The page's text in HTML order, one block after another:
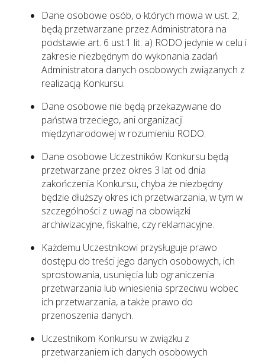
Dane osobowe osób, o których mowa w ust. 2,
będą przetwarzane przez Administratora na
podstawie art. 6 ust.1 lit. a) RODO jedynie w celu i
zakresie niezbędnym do wykonania zadań
Administratora danych osobowych związanych z
realizacją Konkursu.
Dane osobowe nie będą przekazywane do
państwa trzeciego, ani organizacji
międzynarodowej w rozumieniu RODO.
Dane osobowe Uczestników Konkursu będą
przetwarzane przez okres 3 lat od dnia
zakończenia Konkursu, chyba że niezbędny
będzie dłuższy okres ich przetwarzania, w tym w
szczególności z uwagi na obowiązki
archiwizacyjne, fiskalne, czy reklamacyjne.
Każdemu Uczestnikowi przysługuje prawo
dostępu do treści jego danych osobowych, ich
sprostowania, usunięcia lub ograniczenia
przetwarzania lub wniesienia sprzeciwu wobec
ich przetwarzania, a także prawo do
przenoszenia danych.
Uczestnikom Konkursu w związku z
przetwarzaniem ich danych osobowych